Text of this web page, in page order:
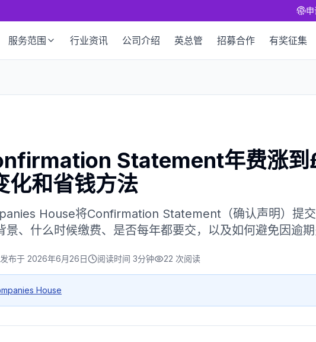
服务范围 行业资讯 公司介绍 英总管 招募合作 有奖征集
Statement年费涨到
和省钱方法
House将Confirmation Statement（确认声明）提
、什么时候缴费、是否每年都要交，以及如何避免因逾期
发布于 2026年6月26日 阅读时间 3分钟 22 次阅读
House